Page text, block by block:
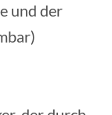
und der